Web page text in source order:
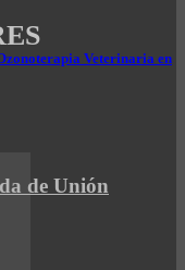
Veterinaria en
de Unión